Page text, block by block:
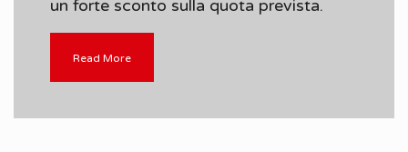
un forte sconto sulla quota prevista.
Read More